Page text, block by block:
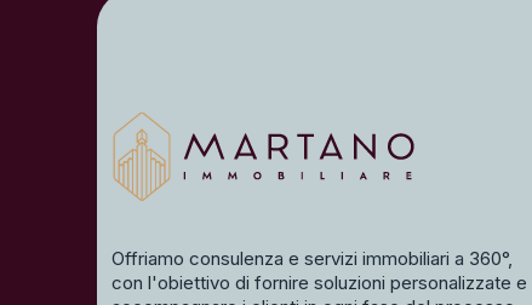
Offriamo consulenza e servizi immobiliari a 360°,
con l'obiettivo di fornire soluzioni personalizzate e